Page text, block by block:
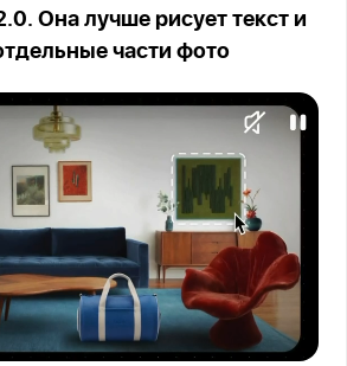
Она лучше рисует текст и
части фото